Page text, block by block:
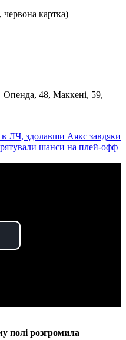
червона картка)
Опенда, 48, Маккені, 59,
ЛЧ, здолавши Аякс завдяки
шанси на плей-офф
полі розгромила